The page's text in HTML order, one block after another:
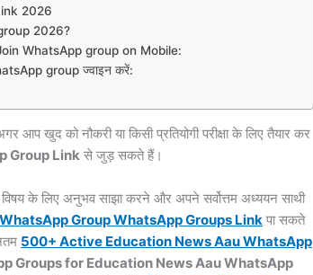
2026
2026?
WhatsApp group on Mobile:
group ज्वाइन करें:
आप खुद को नौकरी या किसी प्रतियोगी परीक्षा के लिए तैयार कर
Group Link से जुड़ सकते हैं।
के लिए अनुभव साझा करने और अपने सर्वोत्तम अध्ययन साथी
Group WhatsApp Groups Link पा सकते
500+ Active Education News Aau WhatsApp
Groups for Education News Aau WhatsApp